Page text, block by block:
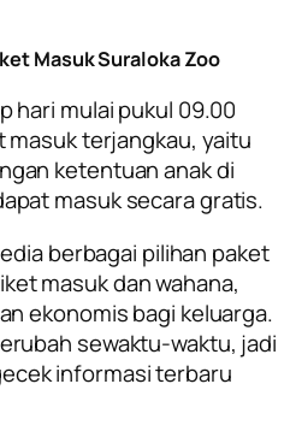
Masuk Suraloka Zoo
hari mulai pukul 09.00
masuk terjangkau, yaitu
ketentuan anak di
masuk secara gratis.
berbagai pilihan paket
masuk dan wahana,
ekonomis bagi keluarga.
sewaktu-waktu, jadi
informasi terbaru